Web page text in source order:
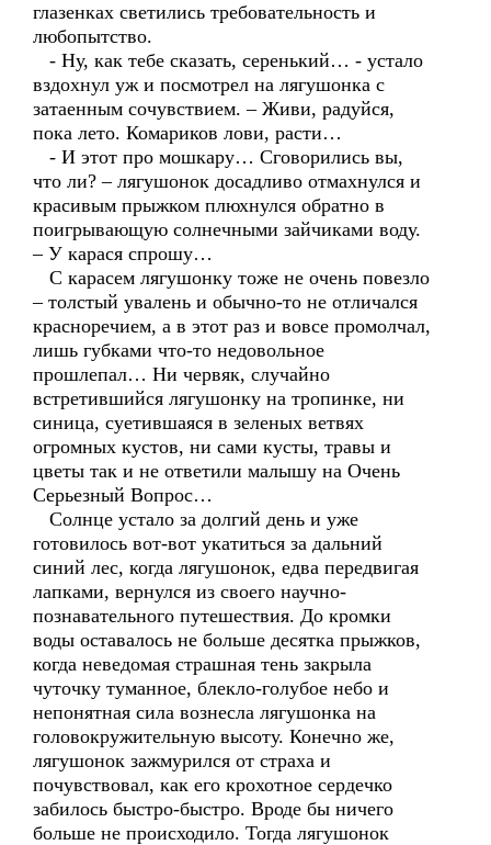
глазенках светились требовательность и
любопытство.
- Ну, как тебе сказать, серенький… - устало
вздохнул уж и посмотрел на лягушонка с
затаенным сочувствием. – Живи, радуйся,
пока лето. Комариков лови, расти…
- И этот про мошкару… Сговорились вы,
что ли? – лягушонок досадливо отмахнулся и
красивым прыжком плюхнулся обратно в
поигрывающую солнечными зайчиками воду.
– У карася спрошу…
С карасем лягушонку тоже не очень повезло
– толстый увалень и обычно-то не отличался
красноречием, а в этот раз и вовсе промолчал,
лишь губками что-то недовольное
прошлепал… Ни червяк, случайно
встретившийся лягушонку на тропинке, ни
синица, суетившаяся в зеленых ветвях
огромных кустов, ни сами кусты, травы и
цветы так и не ответили малышу на Очень
Серьезный Вопрос…
Солнце устало за долгий день и уже
готовилось вот-вот укатиться за дальний
синий лес, когда лягушонок, едва передвигая
лапками, вернулся из своего научно-
познавательного путешествия. До кромки
воды оставалось не больше десятка прыжков,
когда неведомая страшная тень закрыла
чуточку туманное, блекло-голубое небо и
непонятная сила вознесла лягушонка на
головокружительную высоту. Конечно же,
лягушонок зажмурился от страха и
почувствовал, как его крохотное сердечко
забилось быстро-быстро. Вроде бы ничего
больше не происходило. Тогда лягушонок